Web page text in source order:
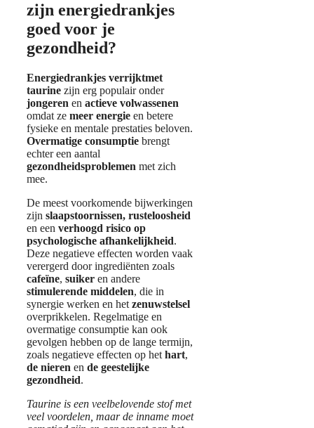
zijn energiedrankjes
goed voor je
gezondheid?
Energiedrankjes verrijktmet
taurine zijn erg populair onder
jongeren en actieve volwassenen
omdat ze meer energie en betere
fysieke en mentale prestaties beloven.
Overmatige consumptie brengt
echter een aantal
gezondheidsproblemen met zich
mee.
De meest voorkomende bijwerkingen
zijn slaapstoornissen, rusteloosheid
en een verhoogd risico op
psychologische afhankelijkheid.
Deze negatieve effecten worden vaak
verergerd door ingrediënten zoals
cafeïne, suiker en andere
stimulerende middelen, die in
synergie werken en het zenuwstelsel
overprikkelen. Regelmatige en
overmatige consumptie kan ook
gevolgen hebben op de lange termijn,
zoals negatieve effecten op het hart,
de nieren en de geestelijke
gezondheid.
Taurine is een veelbelovende stof met
veel voordelen, maar de inname moet